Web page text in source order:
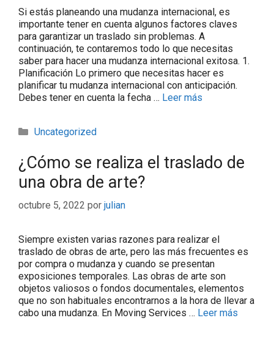
Si estás planeando una mudanza internacional, es
importante tener en cuenta algunos factores claves
para garantizar un traslado sin problemas. A
continuación, te contaremos todo lo que necesitas
saber para hacer una mudanza internacional exitosa. 1.
Planificación Lo primero que necesitas hacer es
planificar tu mudanza internacional con anticipación.
Debes tener en cuenta la fecha … Leer más
Uncategorized
¿Cómo se realiza el traslado de
una obra de arte?
octubre 5, 2022 por julian
Siempre existen varias razones para realizar el
traslado de obras de arte, pero las más frecuentes es
por compra o mudanza y cuando se presentan
exposiciones temporales. Las obras de arte son
objetos valiosos o fondos documentales, elementos
que no son habituales encontrarnos a la hora de llevar a
cabo una mudanza. En Moving Services … Leer más